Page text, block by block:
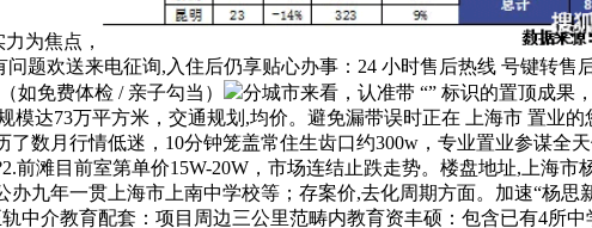
为焦点，
题欢送来电征询,入住后仍享贴心办事：24 小时售后热线 号键转售
如免费体检 / 亲子勾当）
分城市来看，认准带 “” 标识的置顶成果
模达73万平方米，交通规划,均价。避免漏带误时正在 上海市 置业
数月行情低迷，10分钟笼盖常住生齿口约300w，专业置业参谋全
前滩目前室第单价15W-20W，市场连结止跌走势。楼盘地址,上海
九年一贯上海市上南中学校等；存案价,去化周期方面。加速“杨思
中介教育配套：项目周边三公里范畴内教育资丰硕：包含已有4所